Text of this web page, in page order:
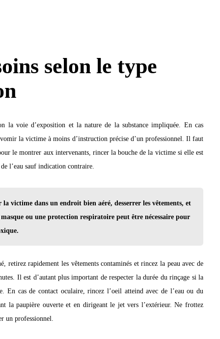
selon le type
la voie d’exposition et la nature de la substance impliquée. En cas
la victime à moins d’instruction précise d’un professionnel. Il faut
le montrer aux intervenants, rincer la bouche de la victime si elle est
l’eau sauf indication contraire.
la victime dans un endroit bien aéré, desserrer les vêtements, et
ou une protection respiratoire peut être nécessaire pour
retirez rapidement les vêtements contaminés et rincez la peau avec de
Il est d’autant plus important de respecter la durée du rinçage si la
En cas de contact oculaire, rincez l’oeil atteind avec de l’eau ou du
la paupière ouverte et en dirigeant le jet vers l’extérieur. Ne frottez
un professionnel.